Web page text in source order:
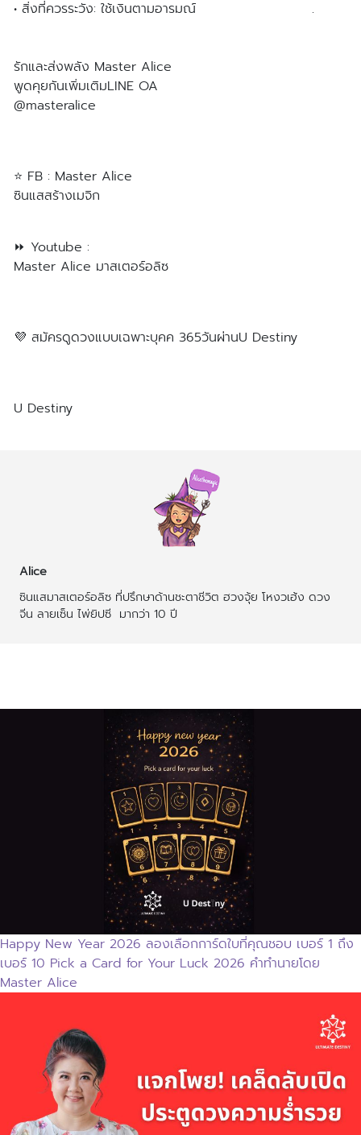
• สิ่งที่ควรระวัง: ใช้เงินตามอารมณ์ .
รักและส่งพลัง Master Alice
พูดคุยกันเพิ่มเติมLINE OA
@masteralice
⭐️ FB : Master Alice
ซินแสสร้างเมจิก
⏩ Youtube :
Master Alice มาสเตอร์อลิซ
💜 สมัครดูดวงแบบเฉพาะบุคค 365วันผ่านU Destiny
U Destiny
Alice
ซินแสมาสเตอร์อลิซ ที่ปรึกษาด้านชะตาชีวิต ฮวงจุ้ย โหงวเฮ้ง ดวง
จีน ลายเซ็น ไพ่ยิปซี  มากว่า 10 ปี
Happy New Year 2026 ลองเลือกการ์ดใบที่คุณชอบ เบอร์ 1 ถึง
เบอร์ 10 Pick a Card for Your Luck 2026 คำทำนายโดย
Master Alice